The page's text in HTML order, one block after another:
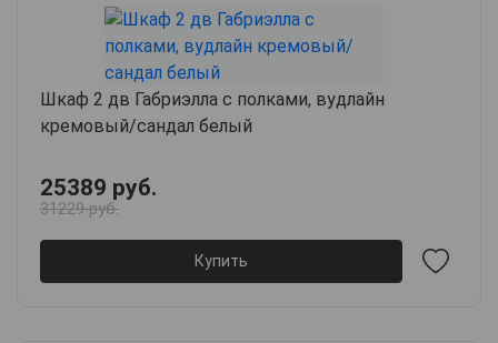
Шкаф 2 дв Габриэлла с полками, вудлайн
кремовый/сандал белый
25389 руб.
31229 руб.
Купить